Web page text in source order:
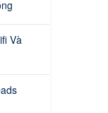
Và